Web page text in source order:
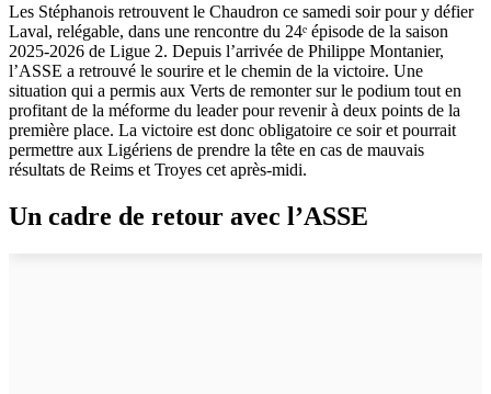
Les Stéphanois retrouvent le Chaudron ce samedi soir pour y défier
Laval, relégable, dans une rencontre du 24ᵉ épisode de la saison
2025-2026 de Ligue 2. Depuis l’arrivée de Philippe Montanier,
l’ASSE a retrouvé le sourire et le chemin de la victoire. Une
situation qui a permis aux Verts de remonter sur le podium tout en
profitant de la méforme du leader pour revenir à deux points de la
première place. La victoire est donc obligatoire ce soir et pourrait
permettre aux Ligériens de prendre la tête en cas de mauvais
résultats de Reims et Troyes cet après-midi.
Un cadre de retour avec l’ASSE